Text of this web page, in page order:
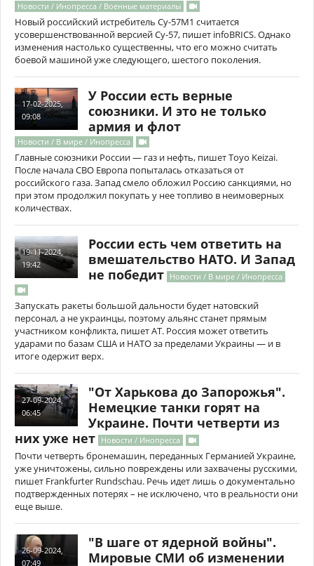
Новости / Инопресса / Военные материалы
Новый российский истребитель Су-57М1 считается
усовершенствованной версией Су-57, пишет infoBRICS. Однако
изменения настолько существенны, что его можно считать
боевой машиной уже следующего, шестого поколения.
17-02-2025,
09:08
У России есть верные
союзники. И это не только
армия и флот
Новости / В мире / Инопресса
Главные союзники России — газ и нефть, пишет Toyo Keizai.
После начала СВО Европа попыталась отказаться от
российского газа. Запад смело обложил Россию санкциями, но
при этом продолжил покупать у нее топливо в неимоверных
количествах.
19-11-2024,
19:42
России есть чем ответить на
вмешательство НАТО. И Запад
не победит Новости / В мире / Инопресса
Запускать ракеты большой дальности будет натовский
персонал, а не украинцы, поэтому альянс станет прямым
участником конфликта, пишет AT. Россия может ответить
ударами по базам США и НАТО за пределами Украины — и в
итоге одержит верх.
27-09-2024,
06:45
"От Харькова до Запорожья".
Немецкие танки горят на
Украине. Почти четверти из
них уже нет Новости / Инопресса
Почти четверть бронемашин, переданных Германией Украине,
уже уничтожены, сильно повреждены или захвачены русскими,
пишет Frankfurter Rundschau. Речь идет лишь о документально
подтвержденных потерях – не исключено, что в реальности они
еще выше.
26-09-2024,
07:49
"В шаге от ядерной войны".
Мировые СМИ об изменении